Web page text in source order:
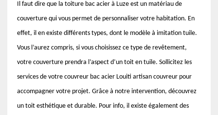
Il faut dire que la toiture bac acier à Luze est un matériau de
couverture qui vous permet de personnaliser votre habitation. En
effet, il en existe différents types, dont le modèle à imitation tuile.
Vous l’aurez compris, si vous choisissez ce type de revêtement,
votre couverture prendra l’aspect d’un toit en tuile. Sollicitez les
services de votre couvreur bac acier Louiti artisan couvreur pour
accompagner votre projet. Grâce à notre intervention, découvrez
un toit esthétique et durable. Pour info, il existe également des